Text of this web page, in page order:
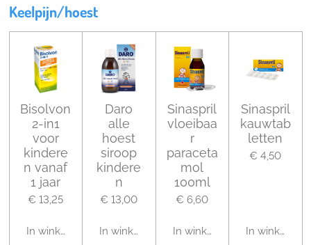
Keelpijn/hoest
Bisolvon
2-in1
voor
kindere
n vanaf
1 jaar
€ 13,25
In winkelwagen
Daro
alle
hoest
siroop
kindere
n
€ 13,00
In winkelwagen
Sinaspril
vloeibaa
r
paraceta
mol
100ml
€ 6,60
In winkelwagen
Sinaspril
kauwtab
letten
€ 4,50
In